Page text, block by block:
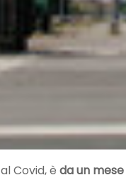
Covid, è da un